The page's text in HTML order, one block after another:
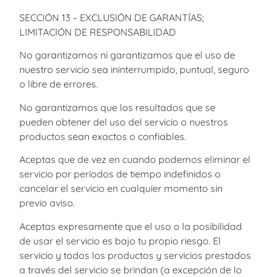
SECCIÓN 13 – EXCLUSIÓN DE GARANTÍAS;
LIMITACIÓN DE RESPONSABILIDAD
No garantizamos ni garantizamos que el uso de
nuestro servicio sea ininterrumpido, puntual, seguro
o libre de errores.
No garantizamos que los resultados que se
pueden obtener del uso del servicio o nuestros
productos sean exactos o confiables.
Aceptas que de vez en cuando podemos eliminar el
servicio por períodos de tiempo indefinidos o
cancelar el servicio en cualquier momento sin
previo aviso.
Aceptas expresamente que el uso o la posibilidad
de usar el servicio es bajo tu propio riesgo. El
servicio y todos los productos y servicios prestados
a través del servicio se brindan (a excepción de lo